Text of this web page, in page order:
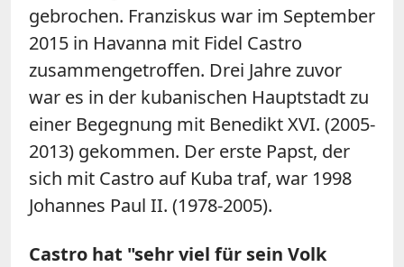
gebrochen. Franziskus war im September
2015 in Havanna mit Fidel Castro
zusammengetroffen. Drei Jahre zuvor
war es in der kubanischen Hauptstadt zu
einer Begegnung mit Benedikt XVI. (2005-
2013) gekommen. Der erste Papst, der
sich mit Castro auf Kuba traf, war 1998
Johannes Paul II. (1978-2005).
Castro hat "sehr viel für sein Volk